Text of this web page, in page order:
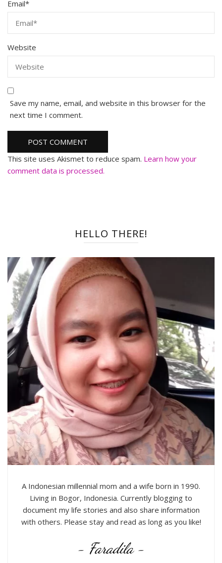
Email*
Website
Save my name, email, and website in this browser for the
next time I comment.
This site uses Akismet to reduce spam. Learn how your
comment data is processed.
HELLO THERE!
A Indonesian millennial mom and a wife born in 1990.
Living in Bogor, Indonesia. Currently blogging to
document my life stories and also share information
with others. Please stay and read as long as you like!
- Faradila -